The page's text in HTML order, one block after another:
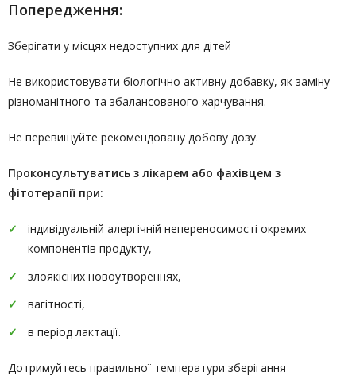
Попередження:
Зберігати у місцях недоступних для дітей
Не використовувати біологічно активну добавку, як заміну
різноманітного та збалансованого харчування.
Не перевищуйте рекомендовану добову дозу.
Проконсультуватись з лікарем або фахівцем з
фітотерапії при:
індивідуальній алергічній непереносимості окремих
компонентів продукту,
злоякісних новоутвореннях,
вагітності,
в період лактації.
Дотримуйтесь правильної температури зберігання